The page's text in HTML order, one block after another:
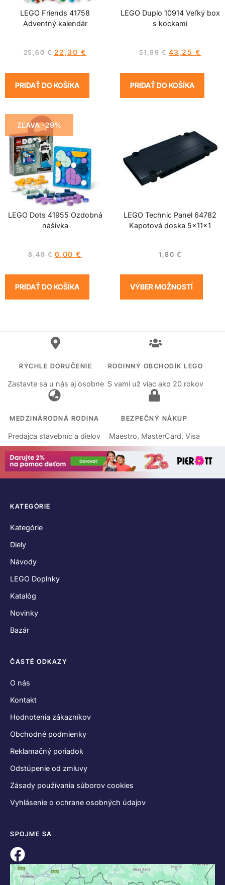
LEGO Friends 41758
Adventný kalendár
25,60€ 22,30 €
PRIDAŤ DO KOŠÍKA
LEGO Duplo 10914 Veľký box
s kockami
51,99€ 43,25 €
PRIDAŤ DO KOŠÍKA
ZĽAVA -29%
LEGO Dots 41955 Ozdobná
nášivka
8,49€ 6,00€
PRIDAŤ DO KOŠÍKA
LEGO Technic Panel 64782
Kapotová doska 5x11x1
1,80 €
VÝBER MOŽNOSTÍ
RÝCHLE DORUČENIE
Zastavte sa u nás aj osobne
RODINNÝ OBCHODÍK LEGO
S vami už viac ako 20 rokov
MEDZINÁRODNÁ RODINA
Predajca stavebníc a dielov
BEZPEČNÝ NÁKUP
Maestro, MasterCard, Visa
KATEGÓRIE
Kategórie
Diely
Návody
LEGO Doplnky
Katalóg
Novinky
Bazár
ČASTÉ ODKAZY
O nás
Kontakt
Hodnotenia zákazníkov
Obchodné podmienky
Reklamačný poriadok
Odstúpenie od zmluvy
Zásady používania súborov cookies
Vyhlásenie o ochrane osobných údajov
SPOJME SA